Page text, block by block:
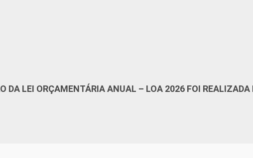
DA LEI ORÇAMENTÁRIA ANUAL – LOA 2026 FOI